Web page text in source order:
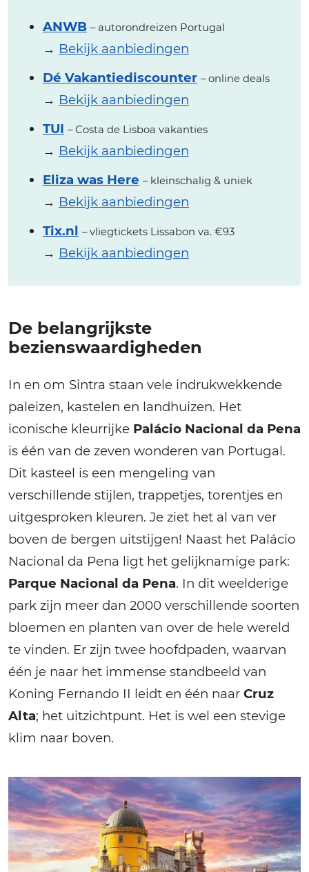
ANWB – autorondreizen Portugal
→ Bekijk aanbiedingen
Dé Vakantiediscounter – online deals
→ Bekijk aanbiedingen
TUI – Costa de Lisboa vakanties
→ Bekijk aanbiedingen
Eliza was Here – kleinschalig & uniek
→ Bekijk aanbiedingen
Tix.nl – vliegtickets Lissabon va. €93
→ Bekijk aanbiedingen
De belangrijkste
bezienswaardigheden
In en om Sintra staan vele indrukwekkende
paleizen, kastelen en landhuizen. Het
iconische kleurrijke Palácio Nacional da Pena
is één van de zeven wonderen van Portugal.
Dit kasteel is een mengeling van
verschillende stijlen, trappetjes, torentjes en
uitgesproken kleuren. Je ziet het al van ver
boven de bergen uitstijgen! Naast het Palácio
Nacional da Pena ligt het gelijknamige park:
Parque Nacional da Pena. In dit weelderige
park zijn meer dan 2000 verschillende soorten
bloemen en planten van over de hele wereld
te vinden. Er zijn twee hoofdpaden, waarvan
één je naar het immense standbeeld van
Koning Fernando II leidt en één naar Cruz
Alta; het uitzichtpunt. Het is wel een stevige
klim naar boven.